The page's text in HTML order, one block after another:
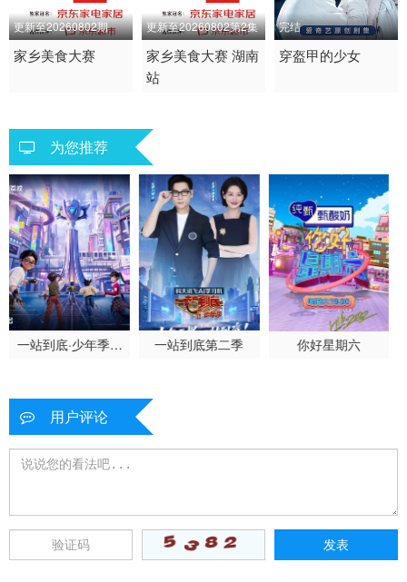
更新至20260802期
2026 / 大陆 / 国语
家乡美食大赛
更新至20260802第2集
2026 / 大陆 / 国语
大陆综艺
家乡美食大赛 湖南
站
完结
2020 / 大陆 / 国语
穿盔甲的少女
为您推荐
一站到底·少年季第
一站到底第二季 你好星期六
用户评论